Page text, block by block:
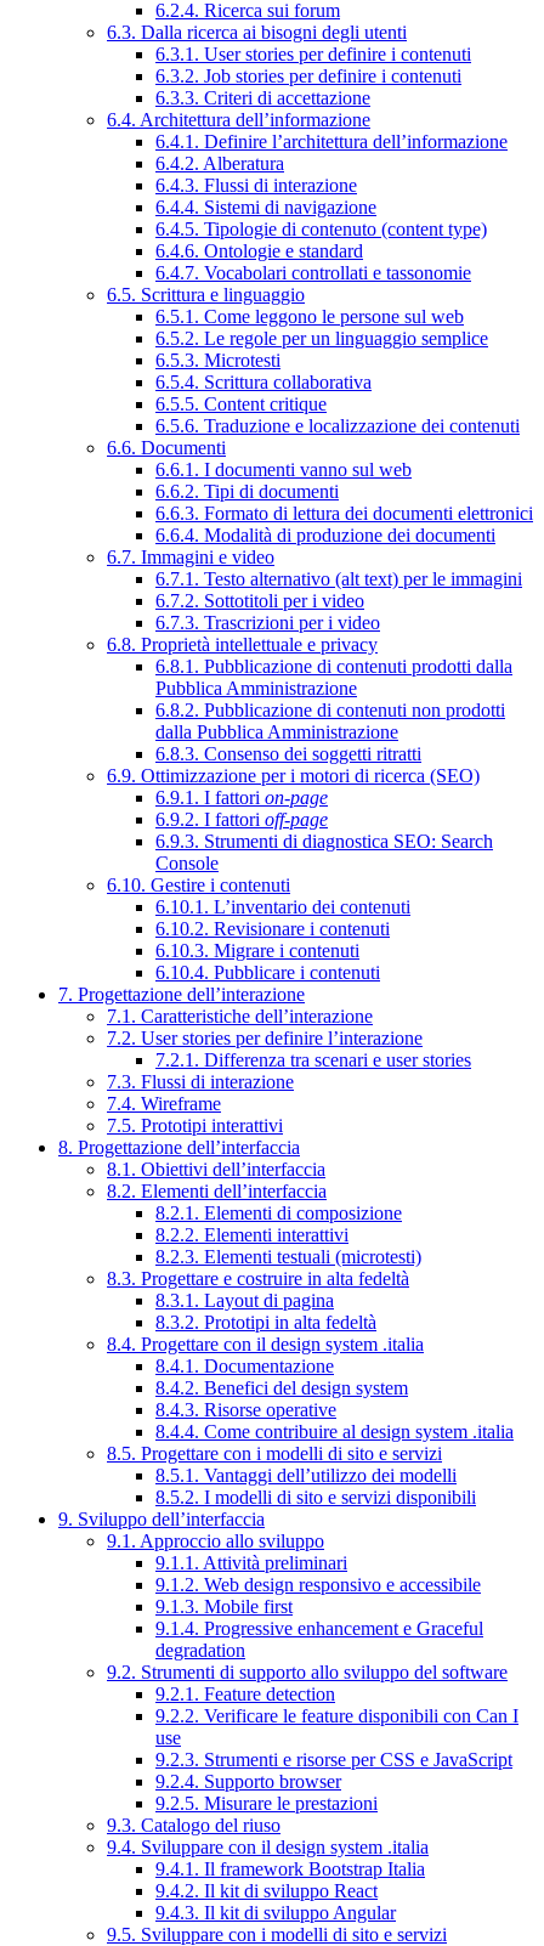
6.2.4. Ricerca sui forum
6.3. Dalla ricerca ai bisogni degli utenti
6.3.1. User stories per definire i contenuti
6.3.2. Job stories per definire i contenuti
6.3.3. Criteri di accettazione
6.4. Architettura dell’informazione
6.4.1. Definire l’architettura dell’informazione
6.4.2. Alberatura
6.4.3. Flussi di interazione
6.4.4. Sistemi di navigazione
6.4.5. Tipologie di contenuto (content type)
6.4.6. Ontologie e standard
6.4.7. Vocabolari controllati e tassonomie
6.5. Scrittura e linguaggio
6.5.1. Come leggono le persone sul web
6.5.2. Le regole per un linguaggio semplice
6.5.3. Microtesti
6.5.4. Scrittura collaborativa
6.5.5. Content critique
6.5.6. Traduzione e localizzazione dei contenuti
6.6. Documenti
6.6.1. I documenti vanno sul web
6.6.2. Tipi di documenti
6.6.3. Formato di lettura dei documenti elettronici
6.6.4. Modalità di produzione dei documenti
6.7. Immagini e video
6.7.1. Testo alternativo (alt text) per le immagini
6.7.2. Sottotitoli per i video
6.7.3. Trascrizioni per i video
6.8. Proprietà intellettuale e privacy
6.8.1. Pubblicazione di contenuti prodotti dalla
Pubblica Amministrazione
6.8.2. Pubblicazione di contenuti non prodotti
dalla Pubblica Amministrazione
6.8.3. Consenso dei soggetti ritratti
6.9. Ottimizzazione per i motori di ricerca (SEO)
6.9.1. I fattori on-page
6.9.2. I fattori off-page
6.9.3. Strumenti di diagnostica SEO: Search
Console
6.10. Gestire i contenuti
6.10.1. L’inventario dei contenuti
6.10.2. Revisionare i contenuti
6.10.3. Migrare i contenuti
6.10.4. Pubblicare i contenuti
7. Progettazione dell’interazione
7.1. Caratteristiche dell’interazione
7.2. User stories per definire l’interazione
7.2.1. Differenza tra scenari e user stories
7.3. Flussi di interazione
7.4. Wireframe
7.5. Prototipi interattivi
8. Progettazione dell’interfaccia
8.1. Obiettivi dell’interfaccia
8.2. Elementi dell’interfaccia
8.2.1. Elementi di composizione
8.2.2. Elementi interattivi
8.2.3. Elementi testuali (microtesti)
8.3. Progettare e costruire in alta fedeltà
8.3.1. Layout di pagina
8.3.2. Prototipi in alta fedeltà
8.4. Progettare con il design system .italia
8.4.1. Documentazione
8.4.2. Benefici del design system
8.4.3. Risorse operative
8.4.4. Come contribuire al design system .italia
8.5. Progettare con i modelli di sito e servizi
8.5.1. Vantaggi dell’utilizzo dei modelli
8.5.2. I modelli di sito e servizi disponibili
9. Sviluppo dell’interfaccia
9.1. Approccio allo sviluppo
9.1.1. Attività preliminari
9.1.2. Web design responsivo e accessibile
9.1.3. Mobile first
9.1.4. Progressive enhancement e Graceful
degradation
9.2. Strumenti di supporto allo sviluppo del software
9.2.1. Feature detection
9.2.2. Verificare le feature disponibili con Can I
use
9.2.3. Strumenti e risorse per CSS e JavaScript
9.2.4. Supporto browser
9.2.5. Misurare le prestazioni
9.3. Catalogo del riuso
9.4. Sviluppare con il design system .italia
9.4.1. Il framework Bootstrap Italia
9.4.2. Il kit di sviluppo React
9.4.3. Il kit di sviluppo Angular
9.5. Sviluppare con i modelli di sito e servizi